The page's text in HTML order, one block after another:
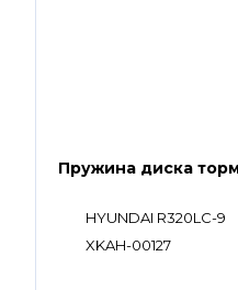
Пружина диска
HYUNDAI R320LC-9
XKAH-00127